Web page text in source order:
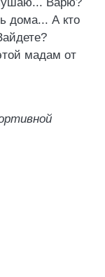
дома... А кто
мадам от